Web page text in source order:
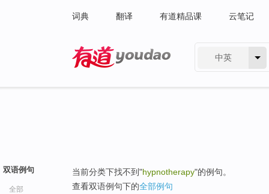
词典 翻译 有道精品课 云笔记
中英
双语例句
全部
当前分类下找不到"hypnotherapy"的例句。
查看双语例句下的全部例句